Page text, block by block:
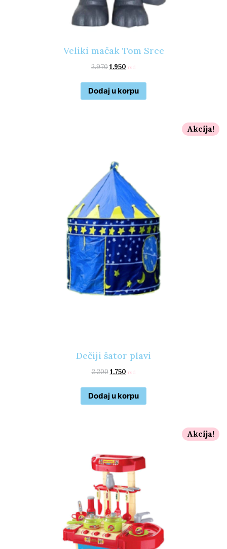
Veliki mačak Tom Srce
2.9701.950 rsd
Dodaj u korpu
Akcija!
Dečiji šator plavi
2.200 1.750 rsd
Dodaj u korpu
Akcija!